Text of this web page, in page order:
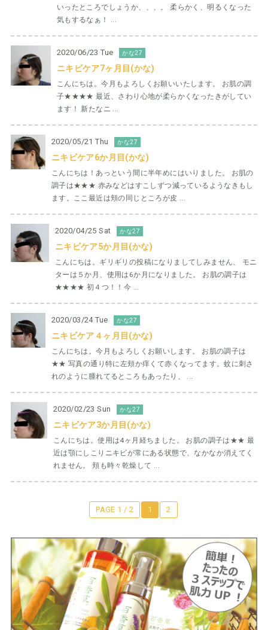
いったところでしょうか、、、。 柔らかく、明るくなった
気もするなぁ！ ...
2020/06/23 Tue かな27
ニキビケア7ヶ月目(かな)
こんにちは。今月もよろしくお願いいたします。 お肌の調
子★★★★ 最近、さわり心地が柔らかくなったきがしてい
ます！ 新たなニ ...
2020/05/21 Thu かな27
ニキビケア6か月目(かな)
こんにちは！あっという間に半年めにはいりました。 お肌の
調子は★★★ 赤みなどはすこしずつ減っているようなきもし
ます。ここ最近は頬の同じところが皮 ...
2020/04/25 Sat かな27
ニキビケア5か月目(かな)
こんにちは。ギリギリの投稿になりましてしみません、 モニ
ターは５か月、使用は6か月になりました。 お肌の調子は
★★★★ 初４つ！！今 ...
2020/03/24 Tue かな27
ニキビケア４ヶ月目(かな)
こんにちは。今月もよろしくお願いします。 お肌の調子は
★★ 写真の通り特に左頬か痒くて赤くなってます。蚊に刺さ
れのように腫れてるところもあったり、 ...
2020/02/23 Sun かな27
ニキビケア3か月目(かな)
こんにちは。使用は4ヶ月経ちました。 お肌の調子は★★ 最
近は顎にしこりニキビが常にある状態で、なかなか消えてく
れません。 頬も時々乾燥して ...
PAGE 1 / 2 1 2